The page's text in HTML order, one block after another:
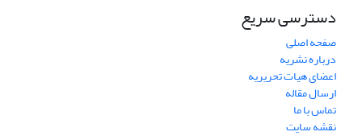
دسترسی سریع
صفحه اصلی
درباره نشریه
اعضای هیات تحریریه
ارسال مقاله
تماس با ما
نقشه سایت